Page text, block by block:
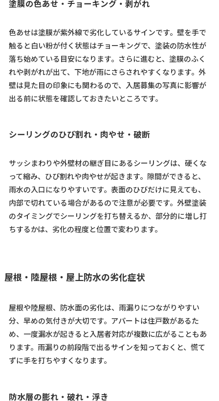
塗膜の色あせ・チョーキング・剥がれ
色あせは塗膜が紫外線で劣化しているサインです。壁を手で
触ると白い粉が付く状態はチョーキングで、塗装の防水性が
落ち始めている目安になります。さらに進むと、塗膜のふく
れや剥がれが出て、下地が雨にさらされやすくなります。外
壁は見た目の印象にも関わるので、入居募集の写真に影響が
出る前に状態を確認しておきたいところです。
シーリングのひび割れ・肉やせ・破断
サッシまわりや外壁材の継ぎ目にあるシーリングは、硬くな
って縮み、ひび割れや肉やせが起きます。隙間ができると、
雨水の入口になりやすいです。表面のひびだけに見えても、
内部で切れている場合があるので注意が必要です。外壁塗装
のタイミングでシーリングを打ち替えるか、部分的に増し打
ちするかは、劣化の程度と位置で変わります。
屋根・陸屋根・屋上防水の劣化症状
屋根や陸屋根、防水面の劣化は、雨漏りにつながりやすい
分、早めの気付きが大切です。アパートは住戸数があるた
め、一度漏水が起きると入居者対応が複数に広がることもあ
ります。雨漏りの前段階で出るサインを知っておくと、慌て
ずに手を打ちやすくなります。
防水層の膨れ・破れ・浮き